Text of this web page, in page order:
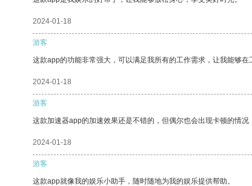
2024-01-18
游客
这款app的功能非常强大，可以满足我所有的工作需求，让我能够在
2024-01-18
游客
这款加速器app的加速效果还是不错的，但偶尔也会出现卡顿的情况
2024-01-18
游客
这款app就像我的娱乐小助手，随时随地为我的娱乐提供帮助。